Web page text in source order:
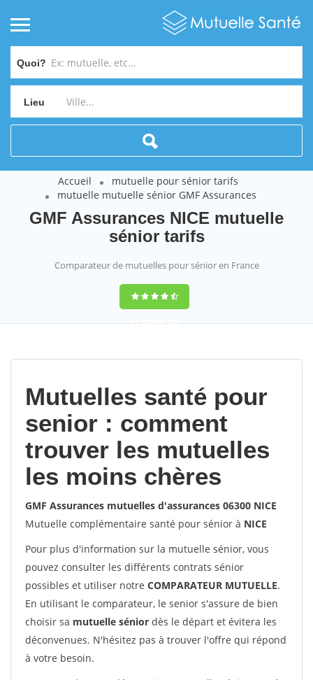
Quoi?
Lieu
Accueil
mutuelle pour sénior tarifs
mutuelle mutuelle sénior GMF Assurances
GMF Assurances NICE mutuelle
sénior tarifs
Comparateur de mutuelles pour sénior en France
9,2(100%)452
Mutuelles santé pour
senior : comment
trouver les mutuelles
les moins chères
GMF Assurances mutuelles d'assurances 06300 NICE
Mutuelle complémentaire santé pour sénior à NICE
Pour plus d'information sur la mutuelle sénior, vous
pouvez consulter les différents contrats sénior
possibles et utiliser notre COMPARATEUR MUTUELLE.
En utilisant le comparateur, le senior s'assure de bien
choisir sa mutuelle sénior dès le départ et évitera les
déconvenues. N'hésitez pas à trouver l'offre qui répond
à votre besoin.